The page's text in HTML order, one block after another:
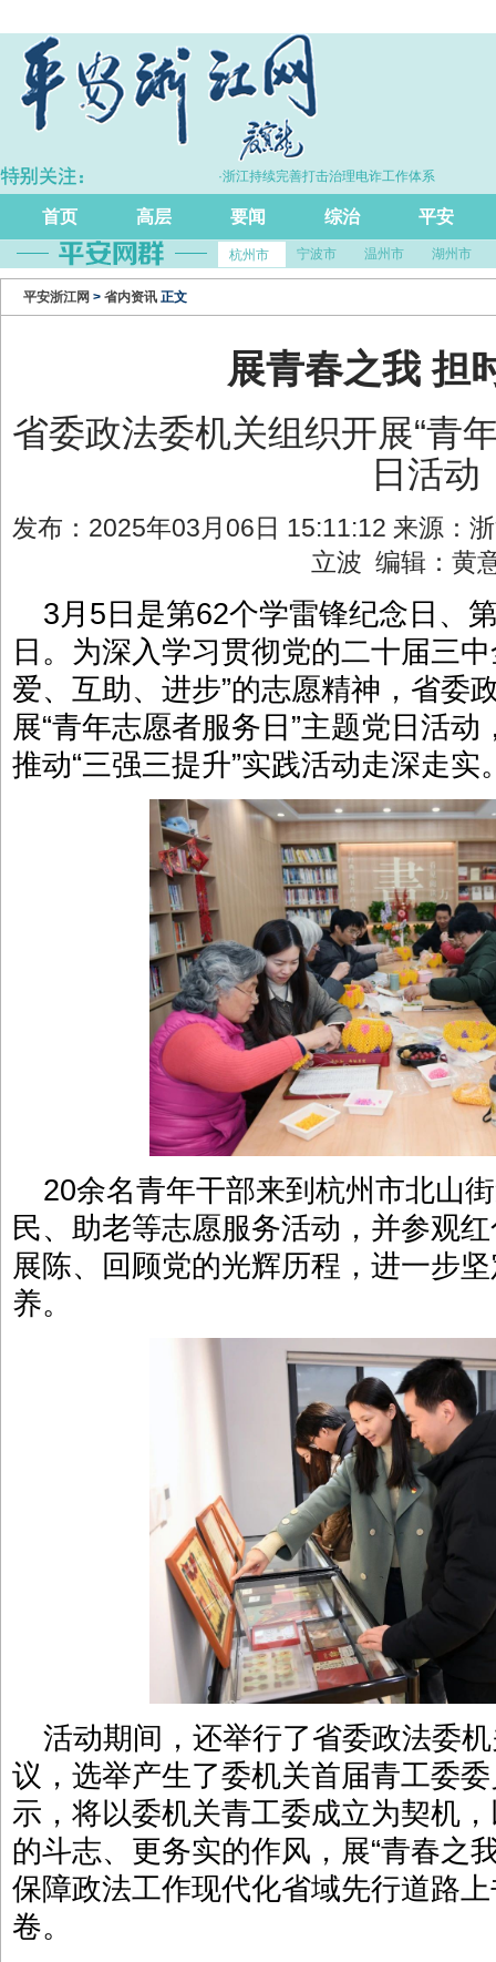
长5.7% ·浙江持续完善打击治理电诈工作体系
首页 高层 要闻 综治 平安
杭州市 宁波市 温州市 湖州市
平安浙江网 > 省内资讯 正文
展青春之我 担
省委政法委机关组织开展“青
日活动
发布：2025年03月06日 15:11:12 来源：
立波 编辑：黄
3月5日是第62个学雷锋纪念日、
日。为深入学习贯彻党的二十届三
爱、互助、进步”的志愿精神，省委
展“青年志愿者服务日”主题党日活
推动“三强三提升”实践活动走深走实
20余名青年干部来到杭州市北山
民、助老等志愿服务活动，并参观
展陈、回顾党的光辉历程，进一步
养。
活动期间，还举行了省委政法委
议，选举产生了委机关首届青工委
示，将以委机关青工委成立为契机
的斗志、更务实的作风，展“青春之
保障政法工作现代化省域先行道路
卷。